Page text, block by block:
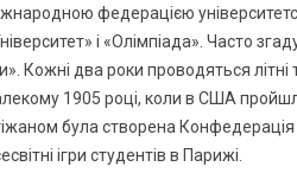
федерацією
і «Олімпіада». Часто
Кожні два роки проводяться літні
1905 році, коли в США
була створена Конфедерація
ігри студентів в Парижі.